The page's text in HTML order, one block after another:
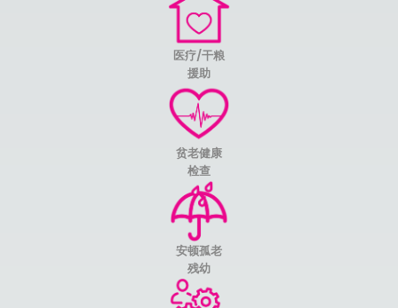
医疗/干粮
援助
贫老健康
检查
安顿孤老
残幼